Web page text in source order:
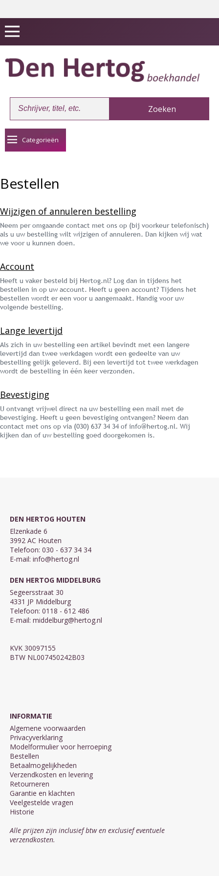
Categorieën
Bestellen
Wijzigen of annuleren bestelling
Neem per omgaande contact met ons op (bij voorkeur telefonisch)
als u uw bestelling wilt wijzigen of annuleren. Dan kijken wij wat
we voor u kunnen doen.
Account
Heeft u vaker besteld bij Hertog.nl? Log dan in tijdens het
bestellen in op uw account. Heeft u geen account? Tijdens het
bestellen wordt er een voor u aangemaakt. Handig voor uw
volgende bestelling.
Lange levertijd
Als zich in uw bestelling een artikel bevindt met een langere
levertijd dan twee werkdagen wordt een gedeelte van uw
bestelling gelijk geleverd. Bij een levertijd tot twee werkdagen
wordt de bestelling in één keer verzonden.
Bevestiging
U ontvangt vrijwel direct na uw bestelling een mail met de
bevestiging. Heeft u geen bevestiging ontvangen? Neem dan
contact met ons op via (030) 637 34 34 of info@hertog.nl. Wij
kijken dan of uw bestelling goed doorgekomen is.
DEN HERTOG HOUTEN
Elzenkade 6
3992 AC Houten
Telefoon: 030 - 637 34 34
E-mail: info@hertog.nl
DEN HERTOG MIDDELBURG
Segeersstraat 30
4331 JP Middelburg
Telefoon: 0118 - 612 486
E-mail: middelburg@hertog.nl
KVK 30097155
BTW NL007450242B03
INFORMATIE
Algemene voorwaarden
Privacyverklaring
Modelformulier voor herroeping
Bestellen
Betaalmogelijkheden
Verzendkosten en levering
Retourneren
Garantie en klachten
Veelgestelde vragen
Historie
Alle prijzen zijn inclusief btw en exclusief eventuele
verzendkosten.